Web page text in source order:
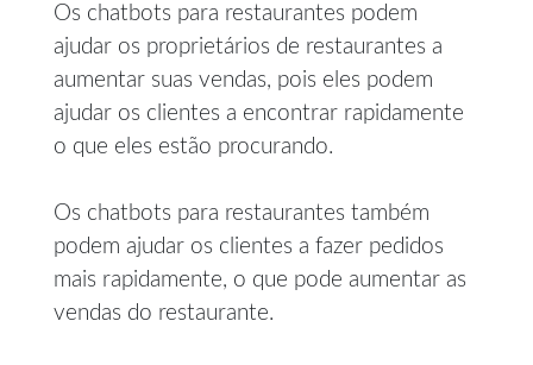
Os chatbots para restaurantes podem
ajudar os proprietários de restaurantes a
aumentar suas vendas, pois eles podem
ajudar os clientes a encontrar rapidamente
o que eles estão procurando.
Os chatbots para restaurantes também
podem ajudar os clientes a fazer pedidos
mais rapidamente, o que pode aumentar as
vendas do restaurante.